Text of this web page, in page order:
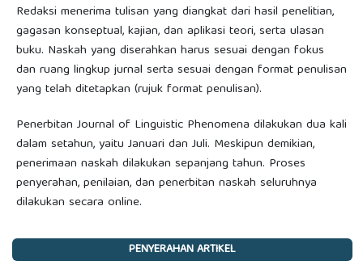
Redaksi menerima tulisan yang diangkat dari hasil penelitian,
gagasan konseptual, kajian, dan aplikasi teori, serta ulasan
buku. Naskah yang diserahkan harus sesuai dengan fokus
dan ruang lingkup jurnal serta sesuai dengan format penulisan
yang telah ditetapkan (rujuk format penulisan).
Penerbitan Journal of Linguistic Phenomena dilakukan dua kali
dalam setahun, yaitu Januari dan Juli. Meskipun demikian,
penerimaan naskah dilakukan sepanjang tahun. Proses
penyerahan, penilaian, dan penerbitan naskah seluruhnya
dilakukan secara online.
PENYERAHAN ARTIKEL